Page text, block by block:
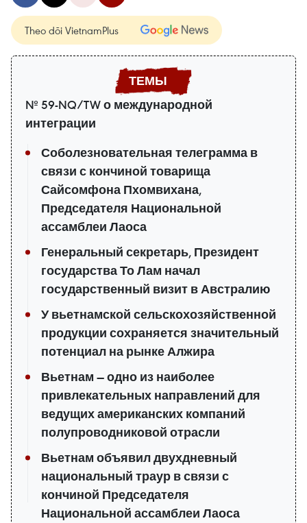
Theo dõi VietnamPlus
№ 59-NQ/TW о международной
интеграции
Соболезновательная телеграмма в
связи с кончиной товарища
Сайсомфона Пхомвихана,
Председателя Национальной
ассамблеи Лаоса
Генеральный секретарь, Президент
государства То Лам начал
государственный визит в Австралию
У вьетнамской сельскохозяйственной
продукции сохраняется значительный
потенциал на рынке Алжира
Вьетнам — одно из наиболее
привлекательных направлений для
ведущих американских компаний
полупроводниковой отрасли
Вьетнам объявил двухдневный
национальный траур в связи с
кончиной Председателя
Национальной ассамблеи Лаоса